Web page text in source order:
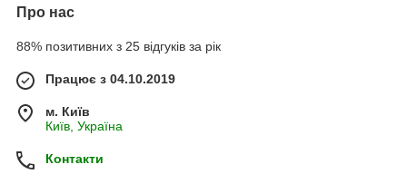
Про нас
88% позитивних з 25 відгуків за рік
Працює з 04.10.2019
м. Київ
Київ, Україна
Контакти